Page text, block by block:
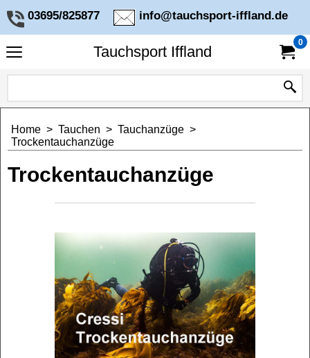
03695/825877 info@tauchsport-iffland.de
Tauchsport Iffland
0
Home > Tauchen > Tauchanzüge >
Trockentauchanzüge
Trockentauchanzüge